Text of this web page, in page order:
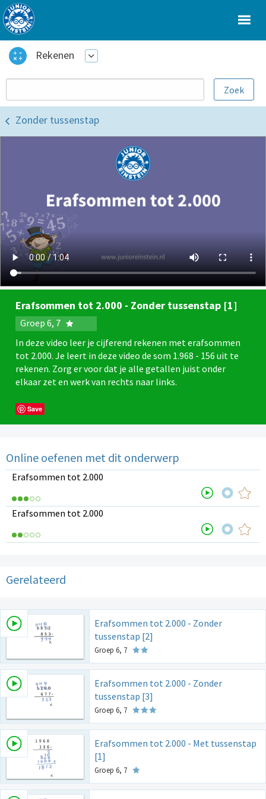
Rekenen
Zonder tussenstap
Erafsommen tot 2.000 - Zonder tussenstap [1]
Groep 6, 7
In deze video leer je cijferend rekenen met erafsommen
tot 2.000. Je leert in deze video de som 1.968 - 156 uit te
rekenen. Zorg er voor dat je alle getallen juist onder
elkaar zet en werk van rechts naar links.
Save
Online oefenen met dit onderwerp
Erafsommen tot 2.000
Erafsommen tot 2.000
Gerelateerd
Erafsommen tot 2.000 - Zonder
tussenstap [2]
Groep 6, 7
Erafsommen tot 2.000 - Zonder
tussenstap [3]
Groep 6, 7
Erafsommen tot 2.000 - Met tussenstap
[1]
Groep 6, 7